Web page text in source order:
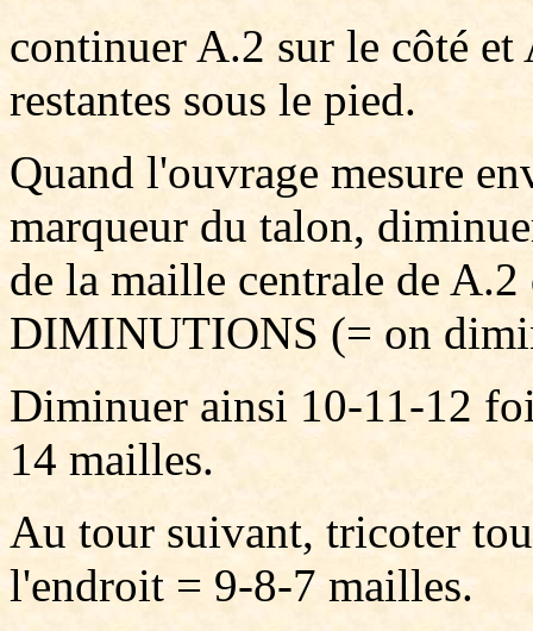
continuer A.2 sur le côté et
restantes sous le pied.
Quand l'ouvrage mesure
marqueur du talon,
de la maille centrale de
DIMINUTIONS (= on
Diminuer ainsi 10-11-12
14 mailles.
Au tour suivant, tricoter
l'endroit = 9-8-7 mailles.